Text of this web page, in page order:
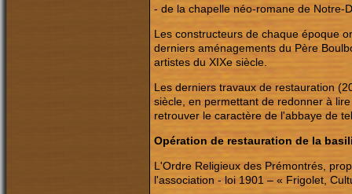
- de la chapelle néo-romane de Notre-
Les constructeurs de chaque époque
derniers aménagements du Père
artistes du XIXe siècle.
Les derniers travaux de restauration
siècle, en permettant de redonner à
retrouver le caractère de l'abbaye de
Opération de restauration de la
L'Ordre Religieux des Prémontrés,
l'association - loi 1901 – « Frigolet,